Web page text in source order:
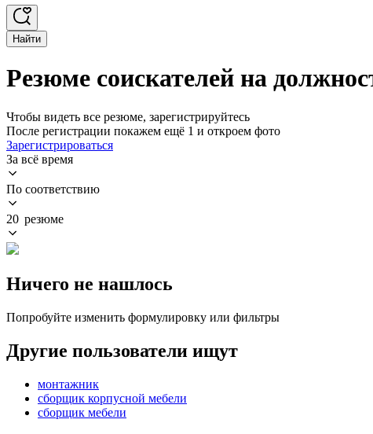
Найти
Резюме соискателей на
Чтобы видеть все резюме, зарегистрируйтесь
После регистрации покажем ещё 1 и откроем фото
Зарегистрироваться
За всё время
По соответствию
20 резюме
Ничего не нашлось
Попробуйте изменить формулировку или фильтры
Другие пользователи ищут
монтажник
сборщик корпусной мебели
сборщик мебели